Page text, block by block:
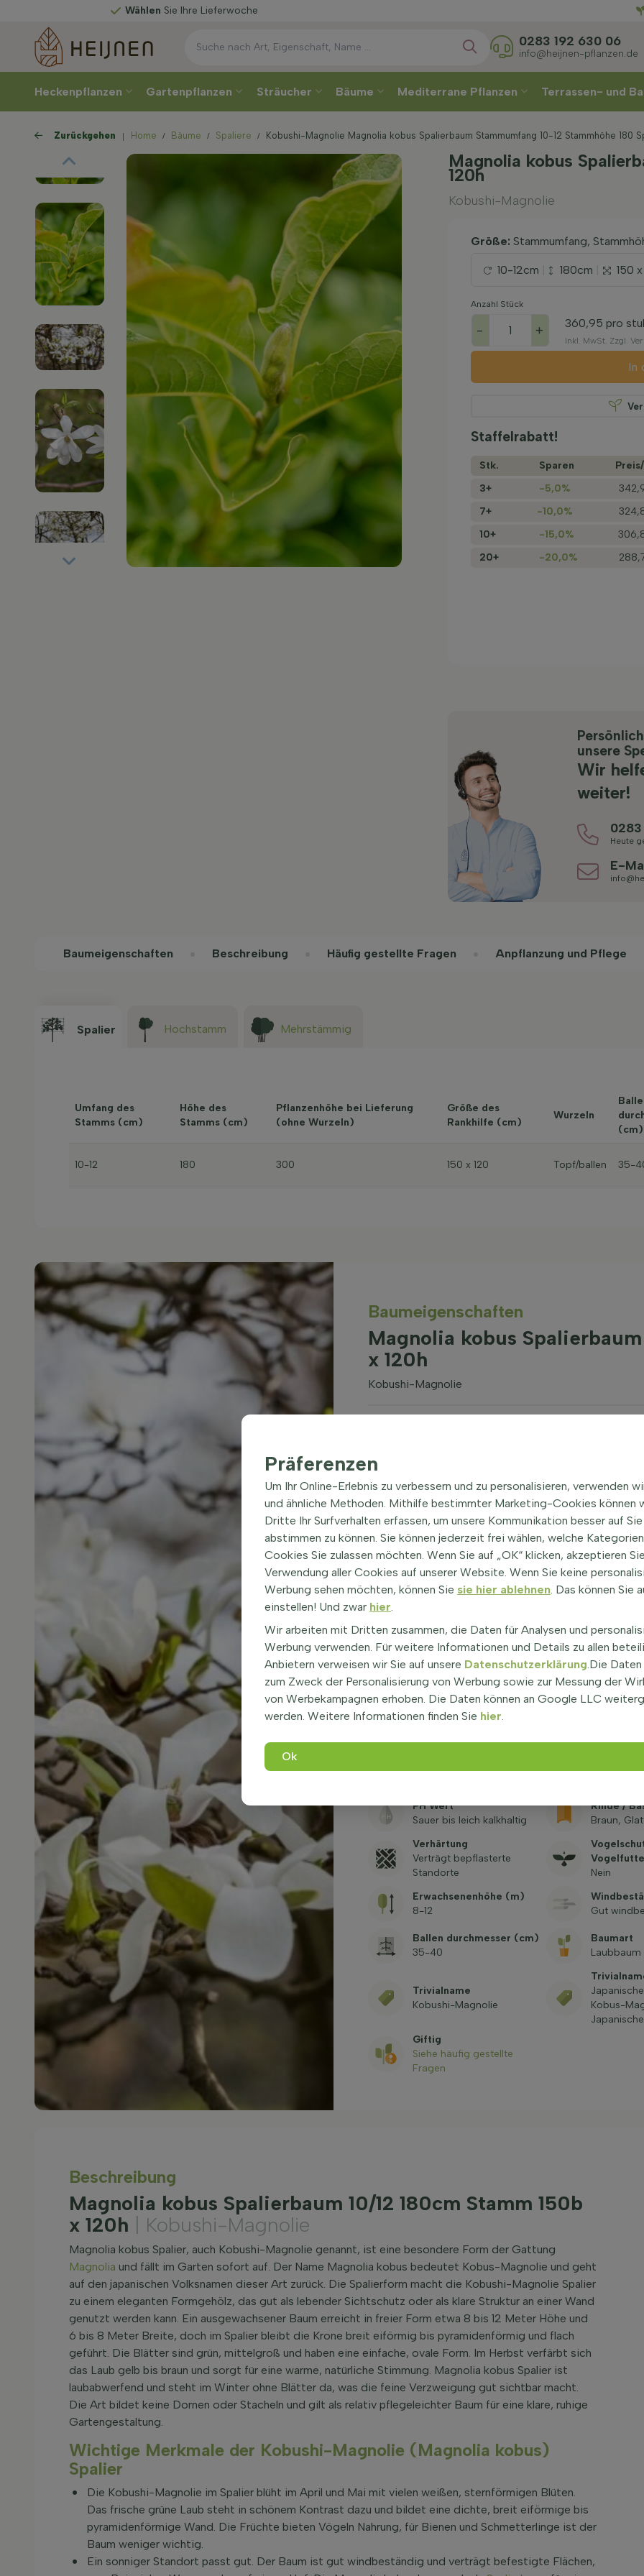
Sie Ihre Lieferwoche
0283 192 630 06
info@heijnen-pflanzen.de
Heckenpflanzen Gartenpflanzen Sträucher Bäume Mediterrane Pflanzen Terrassen- und
Zurückgehen Home Bäume Spaliere Kobushi-Magnolie Magnolia kobus Spalierbaum Stammumfang 10-12 Stammhöhe 180
Magnolia kobus
120h
Kobushi-Magnolie
Größe: Stammumfang,
10-12cm 180cm 150
Anzahl Stück
- + 360,95 pro
Inkl. MwSt. Zzgl.
In
Staffelrabatt!
Stk. Sparen
3+
-5,0%
7+
-10,0%
10+
-15,0%
20+
-20,0%
unsere
Wir
weiter!
Heute
E-
Baum­eigen­schaften Beschreibung Häufig gestellte Fragen Anpflanzung und Pflege
Spalier Hochstamm Mehrstämmig
Umfang des
Stamms (cm)
Höhe des
Stamms (cm)
Pflanzenhöhe bei Lieferung
(ohne Wurzeln)
Größe des
Rankhilfe (cm)
Wurzeln
(cm)
10-12 180 300 150 x 120 Topf/ballen 35-
Baum­eigen­schaften
Magnolia kobus
x 120h
Kobushi-Magnolie
Weiß
Garten,
Alleebaum,
Standort
Sonne
-20,6°C / -
zone 6b/7a
10-12
Immergrün
Nein
Blattfarbe
Grün
Wachsende Kraft
Langsam
Breit
PH Wert
Sauer bis leich kalkhaltig
Rinde /
Braun,
Verhärtung
Verträgt bepflasterte
Standorte
Nein
Erwachsenenhöhe (m)
8-12
Gut
Ballen durchmesser (cm)
35-40
Baumart
Laubbaum
Trivialname
Kobushi-Magnolie
Kobus-
Giftig
Siehe häufig gestellte
Fragen
Beschreibung
Magnolia kobus Spalierbaum 10/12 180cm Stamm 150b
x 120h
| Kobushi-Magnolie
Magnolia kobus Spalier, auch Kobushi-Magnolie genannt, ist eine besondere Form der Gattung
Magnolia und fällt im Garten sofort auf. Der Name Magnolia kobus bedeutet Kobus-Magnolie und geht
auf den japanischen Volksnamen dieser Art zurück. Die Spalierform macht die Kobushi-Magnolie Spalier
zu einem eleganten Formgehölz, das gut als lebender Sichtschutz oder als klare Struktur an einer Wand
genutzt werden kann. Ein ausgewachsener Baum erreicht in freier Form etwa 8 bis 12 Meter Höhe und
6 bis 8 Meter Breite, doch im Spalier bleibt die Krone breit eiförmig bis pyramidenförmig und flach
geführt. Die Blätter sind grün, mittelgroß und haben eine einfache, ovale Form. Im Herbst verfärbt sich
das Laub gelb bis braun und sorgt für eine warme, natürliche Stimmung. Magnolia kobus Spalier ist
laubabwerfend und steht im Winter ohne Blätter da, was die feine Verzweigung gut sichtbar macht.
Die Art bildet keine Dornen oder Stacheln und gilt als relativ pflegeleichter Baum für eine klare, ruhige
Gartengestaltung.
Wichtige Merkmale der Kobushi-Magnolie (Magnolia kobus)
Spalier
Die Kobushi-Magnolie im Spalier blüht im April und Mai mit vielen weißen, sternförmigen Blüten.
Das frische grüne Laub steht in schönem Kontrast dazu und bildet eine dichte, breit eiförmige bis
pyramidenförmige Wand. Die Früchte bieten Vögeln Nahrung, für Bienen und Schmetterlinge ist der
Baum weniger wichtig.
Ein sonniger Standort passt gut. Der Baum ist gut windbeständig und verträgt befestigte Flächen,
Präferenzen
Um Ihr Online-Erlebnis zu verbessern und zu personalisieren, verwenden
und ähnliche Methoden. Mithilfe bestimmter Marketing-Cookies können
Dritte Ihr Surfverhalten erfassen, um unsere Kommunikation besser auf Sie
abstimmen zu können. Sie können jederzeit frei wählen, welche
Cookies Sie zulassen möchten. Wenn Sie auf „OK“ klicken, akzeptieren
Verwendung aller Cookies auf unserer Website. Wenn Sie keine
Werbung sehen möchten, können Sie sie hier ablehnen. Das können Sie
einstellen! Und zwar hier.
Wir arbeiten mit Dritten zusammen, die Daten für Analysen und
Werbung verwenden. Für weitere Informationen und Details zu allen
Anbietern verweisen wir Sie auf unsere Datenschutzerklärung.Die
zum Zweck der Personalisierung von Werbung sowie zur Messung der
von Werbekampagnen erhoben. Die Daten können an Google LLC
werden. Weitere Informationen finden Sie hier.
Ok